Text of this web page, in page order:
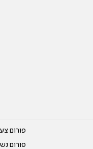
פורום
פורום